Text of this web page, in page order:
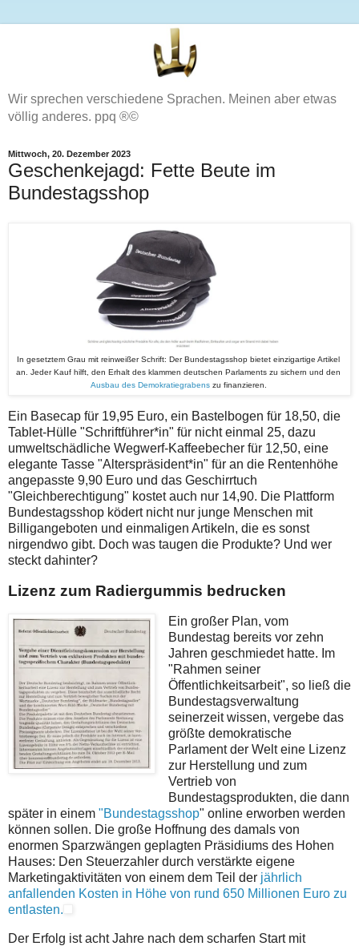
Wir sprechen verschiedene Sprachen. Meinen aber etwas
völlig anderes. ppq ®©
Mittwoch, 20. Dezember 2023
Geschenkejagd: Fette Beute im
Bundestagsshop
In gesetztem Grau mit reinweißer Schrift: Der Bundestagsshop bietet einzigartige Artikel
an. Jeder Kauf hilft, den Erhalt des klammen deutschen Parlaments zu sichern und den
Ausbau des Demokratiegrabenszu finanzieren.
Ein Basecap für 19,95 Euro, ein Bastelbogen für 18,50, die
Tablet-Hülle "Schriftführer*in" für nicht einmal 25, dazu
umweltschädliche Wegwerf-Kaffeebecher für 12,50, eine
elegante Tasse "Alterspräsident*in" für an die Rentenhöhe
angepasste 9,90 Euro und das Geschirrtuch
"Gleichberechtigung" kostet auch nur 14,90. Die Plattform
Bundestagsshop ködert nicht nur junge Menschen mit
Billigangeboten und einmaligen Artikeln, die es sonst
nirgendwo gibt. Doch was taugen die Produkte? Und wer
steckt dahinter?
Lizenz zum Radiergummis bedrucken
Ein großer Plan, vom
Bundestag bereits vor zehn
Jahren geschmiedet hatte. Im
"Rahmen seiner
Öffentlichkeitsarbeit", so ließ die
Bundestagsverwaltung
seinerzeit wissen, vergebe das
größte demokratische
Parlament der Welt eine Lizenz
zur Herstellung und zum
Vertrieb von
Bundestagsprodukten, die dann
später in einem "Bundestagsshop" online erworben werden
können sollen. Die große Hoffnung des damals von
enormen Sparzwängen geplagten Präsidiums des Hohen
Hauses: Den Steuerzahler durch verstärkte eigene
Marketingaktivitäten von einem dem Teil der jährlich
anfallenden Kosten in Höhe von rund 650 Millionen Euro zu
entlasten.
Der Erfolg ist acht Jahre nach dem scharfen Start mit